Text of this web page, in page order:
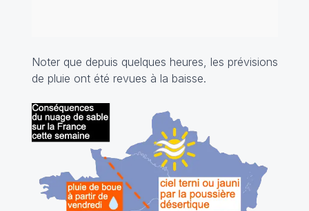
Noter que depuis quelques heures, les prévisions
de pluie ont été revues à la baisse.